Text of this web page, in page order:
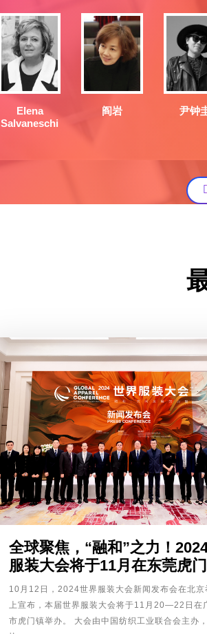
Elena
Salvaneschi
阎岩 尹钟
全球聚焦，“融和”之力！
服装大会将于11月在东莞虎
10月12日，2024世界服装大会新闻发布会在北京
上宣布，本届世界服装大会将于11月20—22日在
市虎门镇举办。 大会由中国纺织工业联合会主办